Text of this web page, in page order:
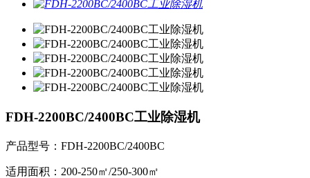
FDH-2200BC/2400BC工业除湿机
产品型号：FDH-2200BC/2400BC
适用面积：200-250㎡/250-300㎡